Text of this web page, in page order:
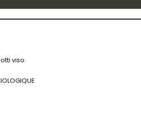
viso